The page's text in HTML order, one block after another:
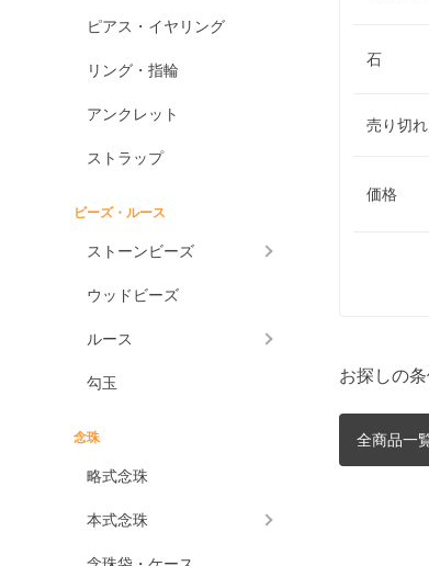
ピアス・イヤリング
リング・指輪
アンクレット
ストラップ
ビーズ・ルース
ストーンビーズ
ウッドビーズ
ルース
勾玉
念珠
略式念珠
本式念珠
石
売り切れ
価格
お探しの
全商品一